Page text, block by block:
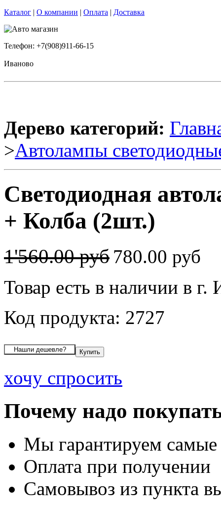
Каталог | О компании | Оплата | Доставка
Телефон: +7(908)911-66-15
Иваново
Дерево категорий:
>Автолампы
Светодиодная
+ Колба (2шт.)
1'560.00 руб 780.00 руб
Товар есть в наличии в г.
Код продукта: 2727
хочу спросить
Почему надо
Мы гарантируем
Оплата при получении
Самовывоз из пункта